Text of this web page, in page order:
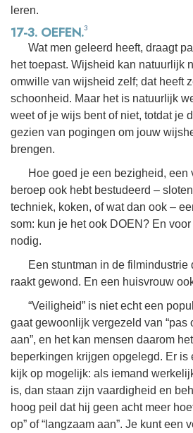
leren.
17-3. OEFEN.3
Wat men geleerd heeft, draagt
het toepast. Wijsheid kan natuurlijk
omwille van wijsheid zelf; dat heeft
schoonheid. Maar het is natuurlijk
weet of je wijs bent of niet, totdat je
gezien van pogingen om jouw
brengen.
Hoe goed je een bezigheid, een
beroep ook hebt bestudeerd –
techniek, koken, of wat dan ook –
som: kun je het ook DOEN? En
nodig.
Een stuntman in de filmindustrie
raakt gewond. En een huisvrouw
“Veiligheid” is niet echt een
gaat gewoonlijk vergezeld van “pas
aan”, en het kan mensen daarom
beperkingen krijgen opgelegd. Er is
kijk op mogelijk: als iemand
is, dan staan zijn vaardigheid en
hoog peil dat hij geen acht meer
op” of “langzaam aan”. Je kunt een